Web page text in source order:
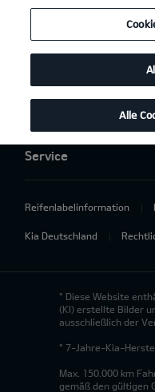
Elektromobilität
Aktuelles
Service
Reifenlabelinformation
Kia Deutschland
* Diese Website
(KI) erstellte Bilder
ausschließlich der
* 7-Jahre-Kia-
Max. 150.000 km
gemäß den gültigen
Alle